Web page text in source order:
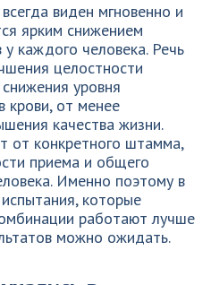
виден мгновенно и
ярким снижением
каждого человека. Речь
целостности
уровня
крови, от менее
качества жизни.
от конкретного штамма,
приема и общего
Именно поэтому в
которые
работают лучше
можно ожидать.